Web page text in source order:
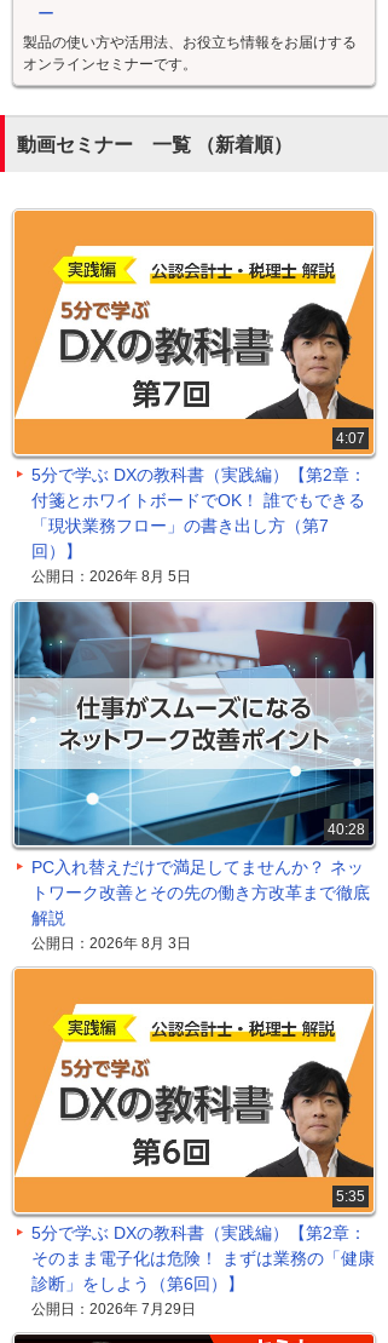
ー
製品の使い方や活用法、お役立ち情報をお届けする
オンラインセミナーです。
動画セミナー 一覧 （新着順）
4:07
5分で学ぶ DXの教科書（実践編）【第2章：
付箋とホワイトボードでOK！ 誰でもできる
「現状業務フロー」の書き出し方（第7
回）】
公開日：2026年 8月 5日
40:28
PC入れ替えだけで満足してませんか？ ネッ
トワーク改善とその先の働き方改革まで徹底
解説
公開日：2026年 8月 3日
5:35
5分で学ぶ DXの教科書（実践編）【第2章：
そのまま電子化は危険！ まずは業務の「健康
診断」をしよう（第6回）】
公開日：2026年 7月29日